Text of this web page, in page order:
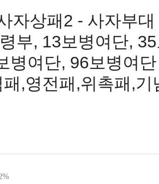
자상패2 - 사자부
부, 13보병여단,
병여단, 96보병여
,영전패,위촉패,기